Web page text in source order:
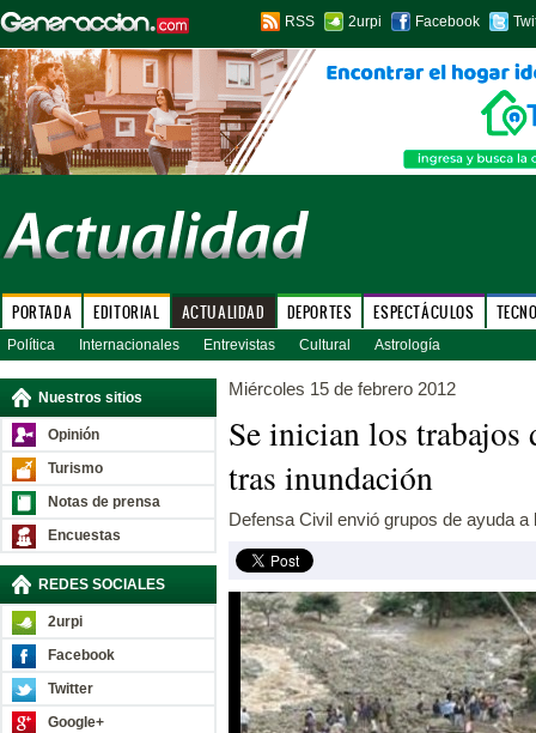
RSS 2urpi Facebook
PORTADA EDITORIAL ACTUALIDAD DEPORTES ESPECTÁCULOS
Política Internacionales Entrevistas Cultural Astrología
Nuestros sitios
Opinión
Turismo
Notas de prensa
Encuestas
REDES SOCIALES
2urpi
Facebook
Twitter
Google+
Miércoles 15 de febrero 2012
Se inician los trabajos
tras inundación
Defensa Civil envió grupos de ayuda a